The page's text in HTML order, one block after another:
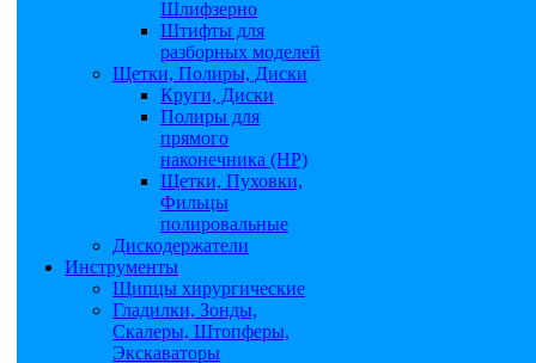
Шлифзерно
Штифты для
разборных моделей
Щетки, Полиры, Диски
Круги, Диски
Полиры для
прямого
наконечника (НР)
Щетки, Пуховки,
Фильцы
полировальные
Дискодержатели
Инструменты
Щипцы хирургические
Гладилки, Зонды,
Скалеры, Штопферы,
Экскаваторы